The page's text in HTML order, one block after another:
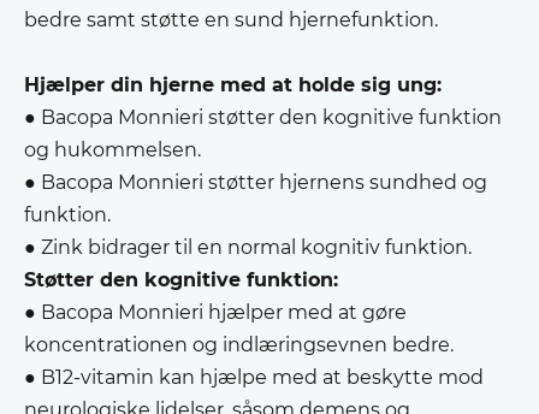
bedre samt støtte en sund hjernefunktion.
Hjælper din hjerne med at holde sig ung:
● Bacopa Monnieri støtter den kognitive funktion
og hukommelsen.
● Bacopa Monnieri støtter hjernens sundhed og
funktion.
● Zink bidrager til en normal kognitiv funktion.
Støtter den kognitive funktion:
● Bacopa Monnieri hjælper med at gøre
koncentrationen og indlæringsevnen bedre.
● B12-vitamin kan hjælpe med at beskytte mod